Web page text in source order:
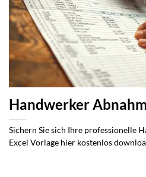
Handwerker
Sichern Sie sich Ihre professionelle
Excel Vorlage hier kostenlos